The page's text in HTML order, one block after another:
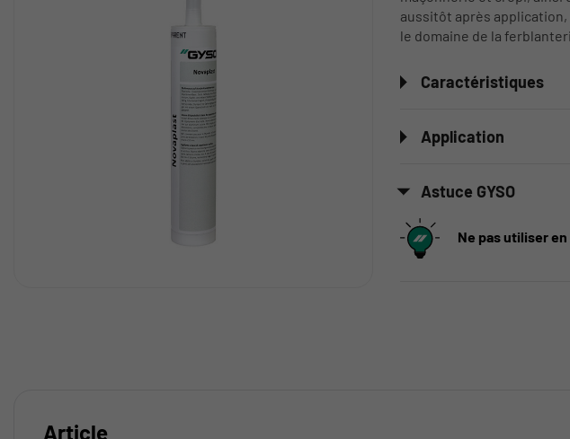
aussitôt après
le domaine de la
Caractéristiques
Application
Astuce GYSO
Ne pas utiliser en
Article